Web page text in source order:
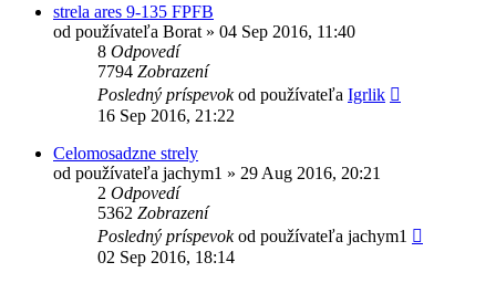
strela ares 9-135 FPFB
od používateľa Borat » 04 Sep 2016, 11:40
8 Odpovedí
7794 Zobrazení
Posledný príspevokod používateľa Igrlik
16 Sep 2016, 21:22
Celomosadzne strely
od používateľa jachym1 » 29 Aug 2016, 20:21
2 Odpovedí
5362 Zobrazení
Posledný príspevokod používateľa jachym1
02 Sep 2016, 18:14